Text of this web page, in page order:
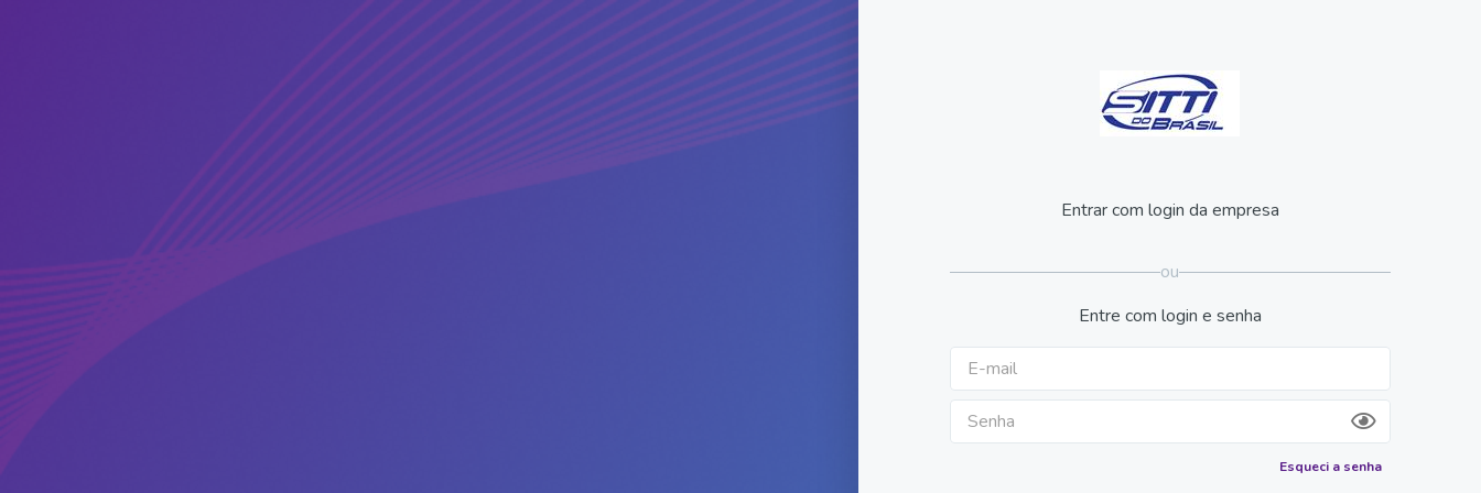
Entrar com login da empresa
ou
Entre com login e senha
Esqueci a senha